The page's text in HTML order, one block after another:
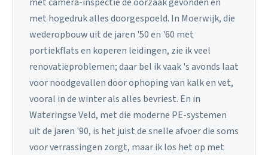
met hogedruk alles doorgespoeld. In Moerwijk, die
wederopbouw uit de jaren '50 en '60 met
portiekflats en koperen leidingen, zie ik veel
renovatieproblemen; daar bel ik vaak 's avonds laat
voor noodgevallen door ophoping van kalk en vet,
vooral in de winter als alles bevriest. En in
Wateringse Veld, met die moderne PE-systemen
uit de jaren '90, is het juist de snelle afvoer die soms
voor verrassingen zorgt, maar ik los het op met